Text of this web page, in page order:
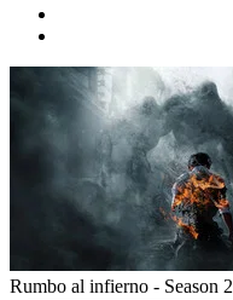
Rumbo al infierno - Season 2